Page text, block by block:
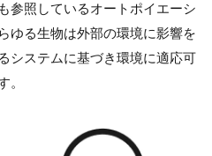
参照しているオートポイエーシ
ゆる生物は外部の環境に影響を
システムに基づき環境に適応可
。